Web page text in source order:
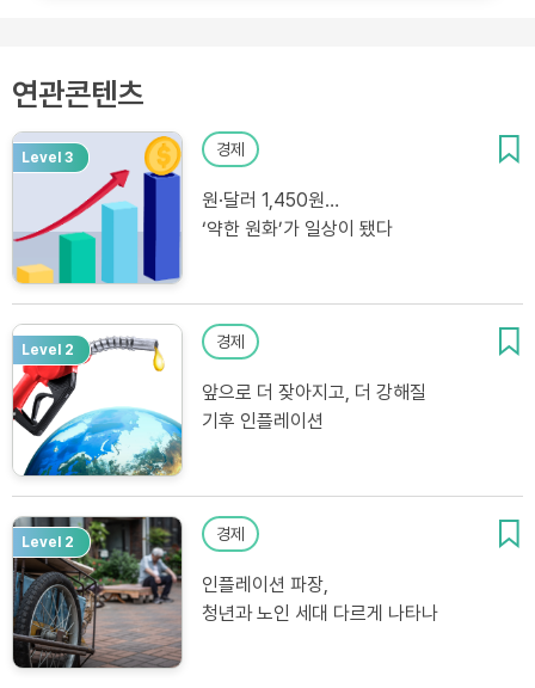
연관콘텐츠
Level 3 경제
원·달러 1,450원…
‘약한 원화’가 일상이 됐다
Level 2 경제
앞으로 더 잦아지고, 더 강해질
기후 인플레이션
Level 2 경제
인플레이션 파장,
청년과 노인 세대 다르게 나타나